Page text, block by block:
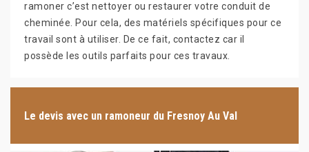
ramoner c’est nettoyer ou restaurer votre conduit de
cheminée. Pour cela, des matériels spécifiques pour ce
travail sont à utiliser. De ce fait, contactez car il
possède les outils parfaits pour ces travaux.
Le devis avec un ramoneur du Fresnoy Au Val